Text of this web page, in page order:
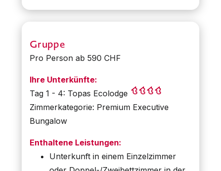
Gruppe
Pro Person ab 590 CHF
Ihre Unterkünfte:
Tag 1 - 4: Topas Ecolodge
Zimmerkategorie: Premium Executive
Bungalow
Enthaltene Leistungen:
Unterkunft in einem Einzelzimmer